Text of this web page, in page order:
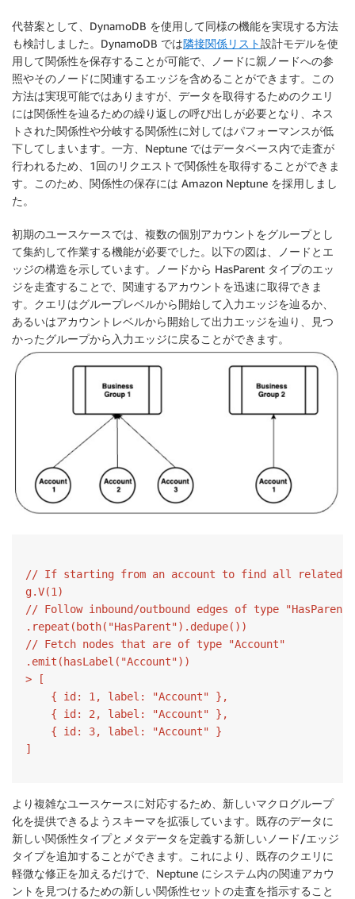
代替案として、DynamoDB を使用して同様の機能を実現する方法
も検討しました。DynamoDB では隣接関係リスト設計モデルを使
用して関係性を保存することが可能で、ノードに親ノードへの参
照やそのノードに関連するエッジを含めることができます。この
方法は実現可能ではありますが、データを取得するためのクエリ
には関係性を辿るための繰り返しの呼び出しが必要となり、ネス
トされた関係性や分岐する関係性に対してはパフォーマンスが低
下してしまいます。一方、Neptune ではデータベース内で走査が
行われるため、1回のリクエストで関係性を取得することができま
す。このため、関係性の保存には Amazon Neptune を採用しまし
た。
初期のユースケースでは、複数の個別アカウントをグループとし
て集約して作業する機能が必要でした。以下の図は、ノードとエ
ッジの構造を示しています。ノードから HasParent タイプのエッ
ジを走査することで、関連するアカウントを迅速に取得できま
す。クエリはグループレベルから開始して入力エッジを辿るか、
あるいはアカウントレベルから開始して出力エッジを辿り、見つ
かったグループから入力エッジに戻ることができます。
// If starting from an account to find all related
g.V(1)
// Follow inbound/outbound edges of type
.repeat(both("HasParent").dedupe())
// Fetch nodes that are of type "Account"
.emit(hasLabel("Account"))
> [
    { id: 1, label: "Account" },
    { id: 2, label: "Account" },
    { id: 3, label: "Account" }
より複雑なユースケースに対応するため、新しいマクログループ
化を提供できるようスキーマを拡張しています。既存のデータに
新しい関係性タイプとメタデータを定義する新しいノード/エッジ
タイプを追加することができます。これにより、既存のクエリに
軽微な修正を加えるだけで、Neptune にシステム内の関連アカウ
ントを見つけるための新しい関係性セットの走査を指示すること